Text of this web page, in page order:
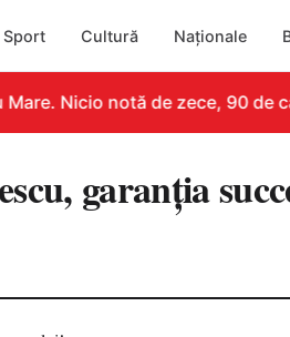
Sport Cultură Naționale
Nicio notă de zece, 90 de
garanţia